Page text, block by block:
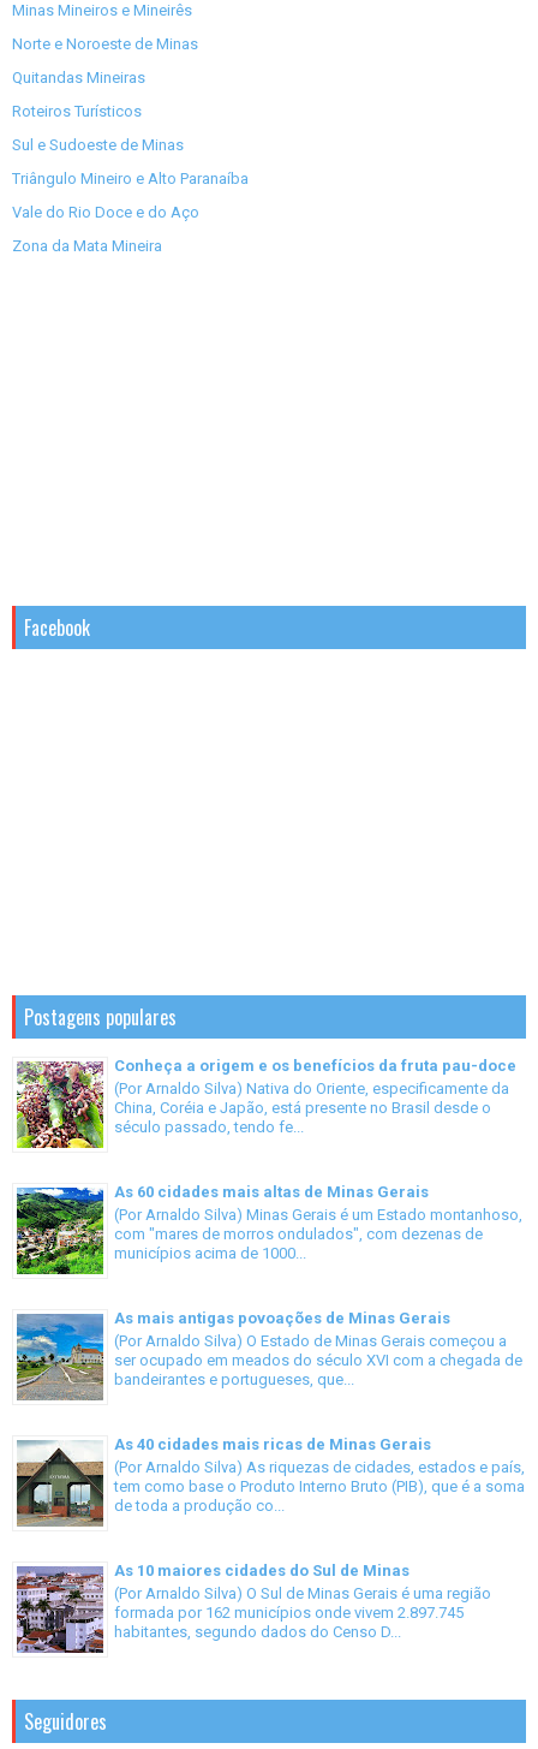
Minas Mineiros e Mineirês
Norte e Noroeste de Minas
Quitandas Mineiras
Roteiros Turísticos
Sul e Sudoeste de Minas
Triângulo Mineiro e Alto Paranaíba
Vale do Rio Doce e do Aço
Zona da Mata Mineira
Facebook
Postagens populares
Conheça a origem e os benefícios da fruta pau-doce
(Por Arnaldo Silva) Nativa do Oriente, especificamente da
China, Coréia e Japão, está presente no Brasil desde o
século passado, tendo fe...
As 60 cidades mais altas de Minas Gerais
(Por Arnaldo Silva) Minas Gerais é um Estado montanhoso,
com "mares de morros ondulados", com dezenas de
municípios acima de 1000...
As mais antigas povoações de Minas Gerais
(Por Arnaldo Silva) O Estado de Minas Gerais começou a
ser ocupado em meados do século XVI com a chegada de
bandeirantes e portugueses, que...
As 40 cidades mais ricas de Minas Gerais
(Por Arnaldo Silva) As riquezas de cidades, estados e país,
tem como base o Produto Interno Bruto (PIB), que é a soma
de toda a produção co...
As 10 maiores cidades do Sul de Minas
(Por Arnaldo Silva) O Sul de Minas Gerais é uma região
formada por 162 municípios onde vivem 2.897.745
habitantes, segundo dados do Censo D...
Seguidores